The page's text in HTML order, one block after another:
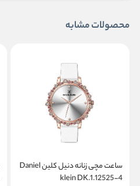
محصولات مشابه
ساعت مچی زنانه دنیل کلین Daniel
klein DK.1.12525-4